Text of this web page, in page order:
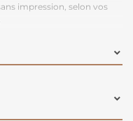
impression, selon vos
esthétique moderne et
par lot de 5 unités, cette
locale pour un